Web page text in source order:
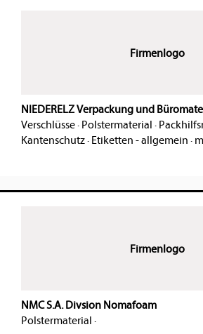
Firmenlogo
NIEDERELZ Verpackung und
Verschlüsse· Polstermaterial ·
Kantenschutz· Etiketten - allgemein ·
Firmenlogo
NMC S.A. Divsion Nomafoam
Polstermaterial ·